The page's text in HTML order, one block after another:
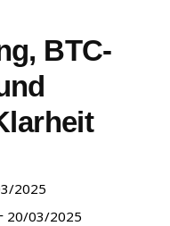
BTC-
2025
- 20/03/2025